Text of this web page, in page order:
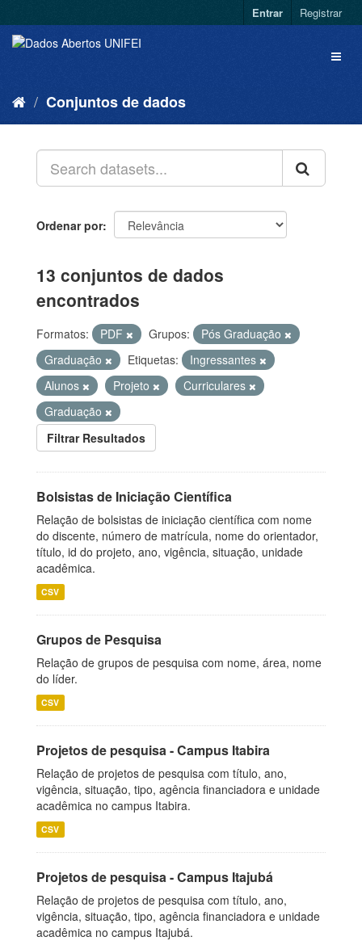
Entrar Registrar
Conjuntos de dados
Ordenar por
13 conjuntos de dados
encontrados
Formatos: PDF Grupos:
Pós Graduação
Graduação
Etiquetas:
Ingressantes
Alunos
Projeto
Curriculares
Graduação
Filtrar Resultados
Bolsistas de Iniciação Científica
Relação de bolsistas de iniciação científica com nome
do discente, número de matrícula, nome do orientador,
título, id do projeto, ano, vigência, situação, unidade
acadêmica.
CSV
Grupos de Pesquisa
Relação de grupos de pesquisa com nome, área, nome
do líder.
CSV
Projetos de pesquisa - Campus Itabira
Relação de projetos de pesquisa com título, ano,
vigência, situação, tipo, agência financiadora e unidade
acadêmica no campus Itabira.
CSV
Projetos de pesquisa - Campus Itajubá
Relação de projetos de pesquisa com título, ano,
vigência, situação, tipo, agência financiadora e unidade
acadêmica no campus Itajubá.